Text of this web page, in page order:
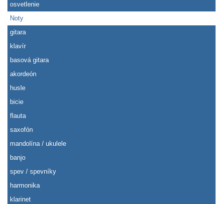
osvetlenie
Noty
gitara
klavír
basová gitara
akordeón
husle
bicie
flauta
saxofón
mandolína / ukulele
banjo
spev / spevníky
harmonika
klarinet